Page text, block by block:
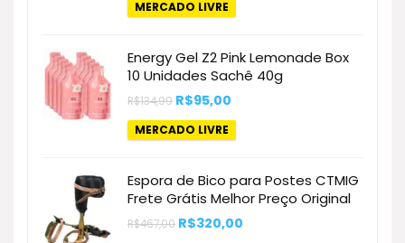
original
era:
atual
é:
MERCADO LIVRE
Energy Gel Z2 Pink Lemonade Box
10 Unidades Sachê 40g
R$134,99 O
original
era:
R$95,00
atual
é:
MERCADO LIVRE
Espora de Bico para Postes CTMIG
Frete Grátis Melhor Preço Original
R$467,00 O
R$320,00